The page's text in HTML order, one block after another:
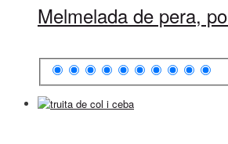
Melmelada de pera,